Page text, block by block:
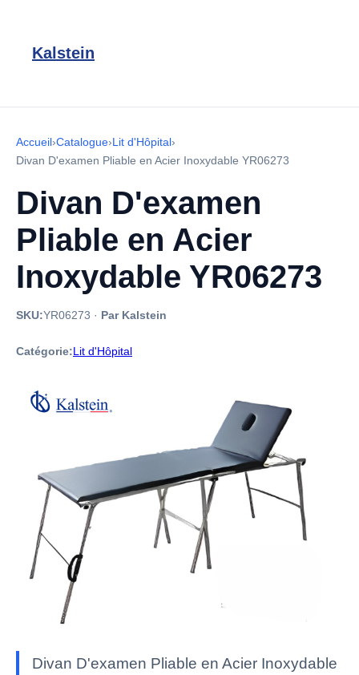
Kalstein
Accueil›Catalogue›Lit d'Hôpital›
Divan D'examen Pliable en Acier Inoxydable YR06273
Divan D'examen
Pliable en Acier
Inoxydable YR06273
SKU:YR06273 · Par Kalstein
Catégorie:Lit d'Hôpital
Divan D'examen Pliable en Acier Inoxydable